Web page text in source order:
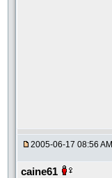
2005-06-17 08:56 AM
caine61